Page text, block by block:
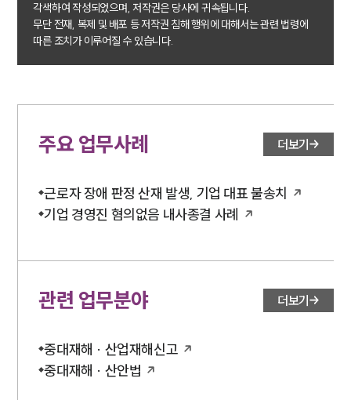
각색하여 작성되었으며, 저작권은 당사에 귀속됩니다.
무단 전재, 복제 및 배포 등 저작권 침해 행위에 대해서는 관련 법령에
따른 조치가 이루어질 수 있습니다.
주요 업무사례 더보기
근로자 장애 판정 산재 발생, 기업 대표 불송치
기업 경영진 혐의없음 내사종결 사례
관련 업무분야 더보기
중대재해 · 산업재해신고
중대재해 · 산안법